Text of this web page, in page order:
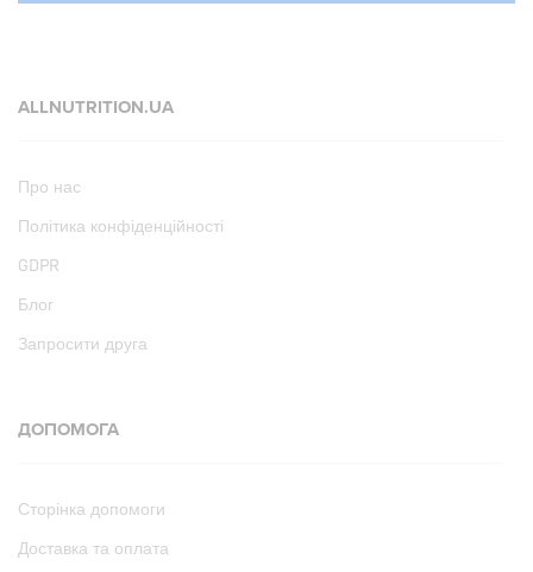
ALLNUTRITION.UA
Про нас
Політика конфіденційності
GDPR
Блог
Запросити друга
ДОПОМОГА
Сторінка допомоги
Доставка та оплата